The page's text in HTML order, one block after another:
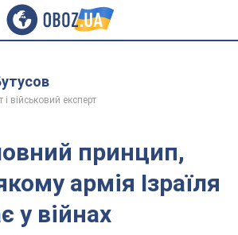
і військовий експерт
принцип,
армія Ізраїля
у війнах